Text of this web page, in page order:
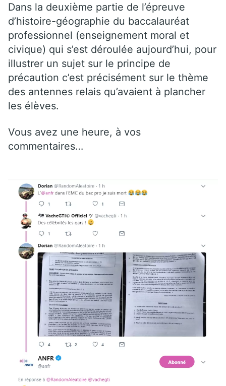
Dans la deuxième partie de l’épreuve
d’histoire-géographie du baccalauréat
professionnel (enseignement moral et
civique) qui s’est déroulée aujourd’hui, pour
illustrer un sujet sur le principe de
précaution c’est précisément sur le thème
des antennes relais qu’avaient à plancher
les élèves.
Vous avez une heure, à vos
commentaires…